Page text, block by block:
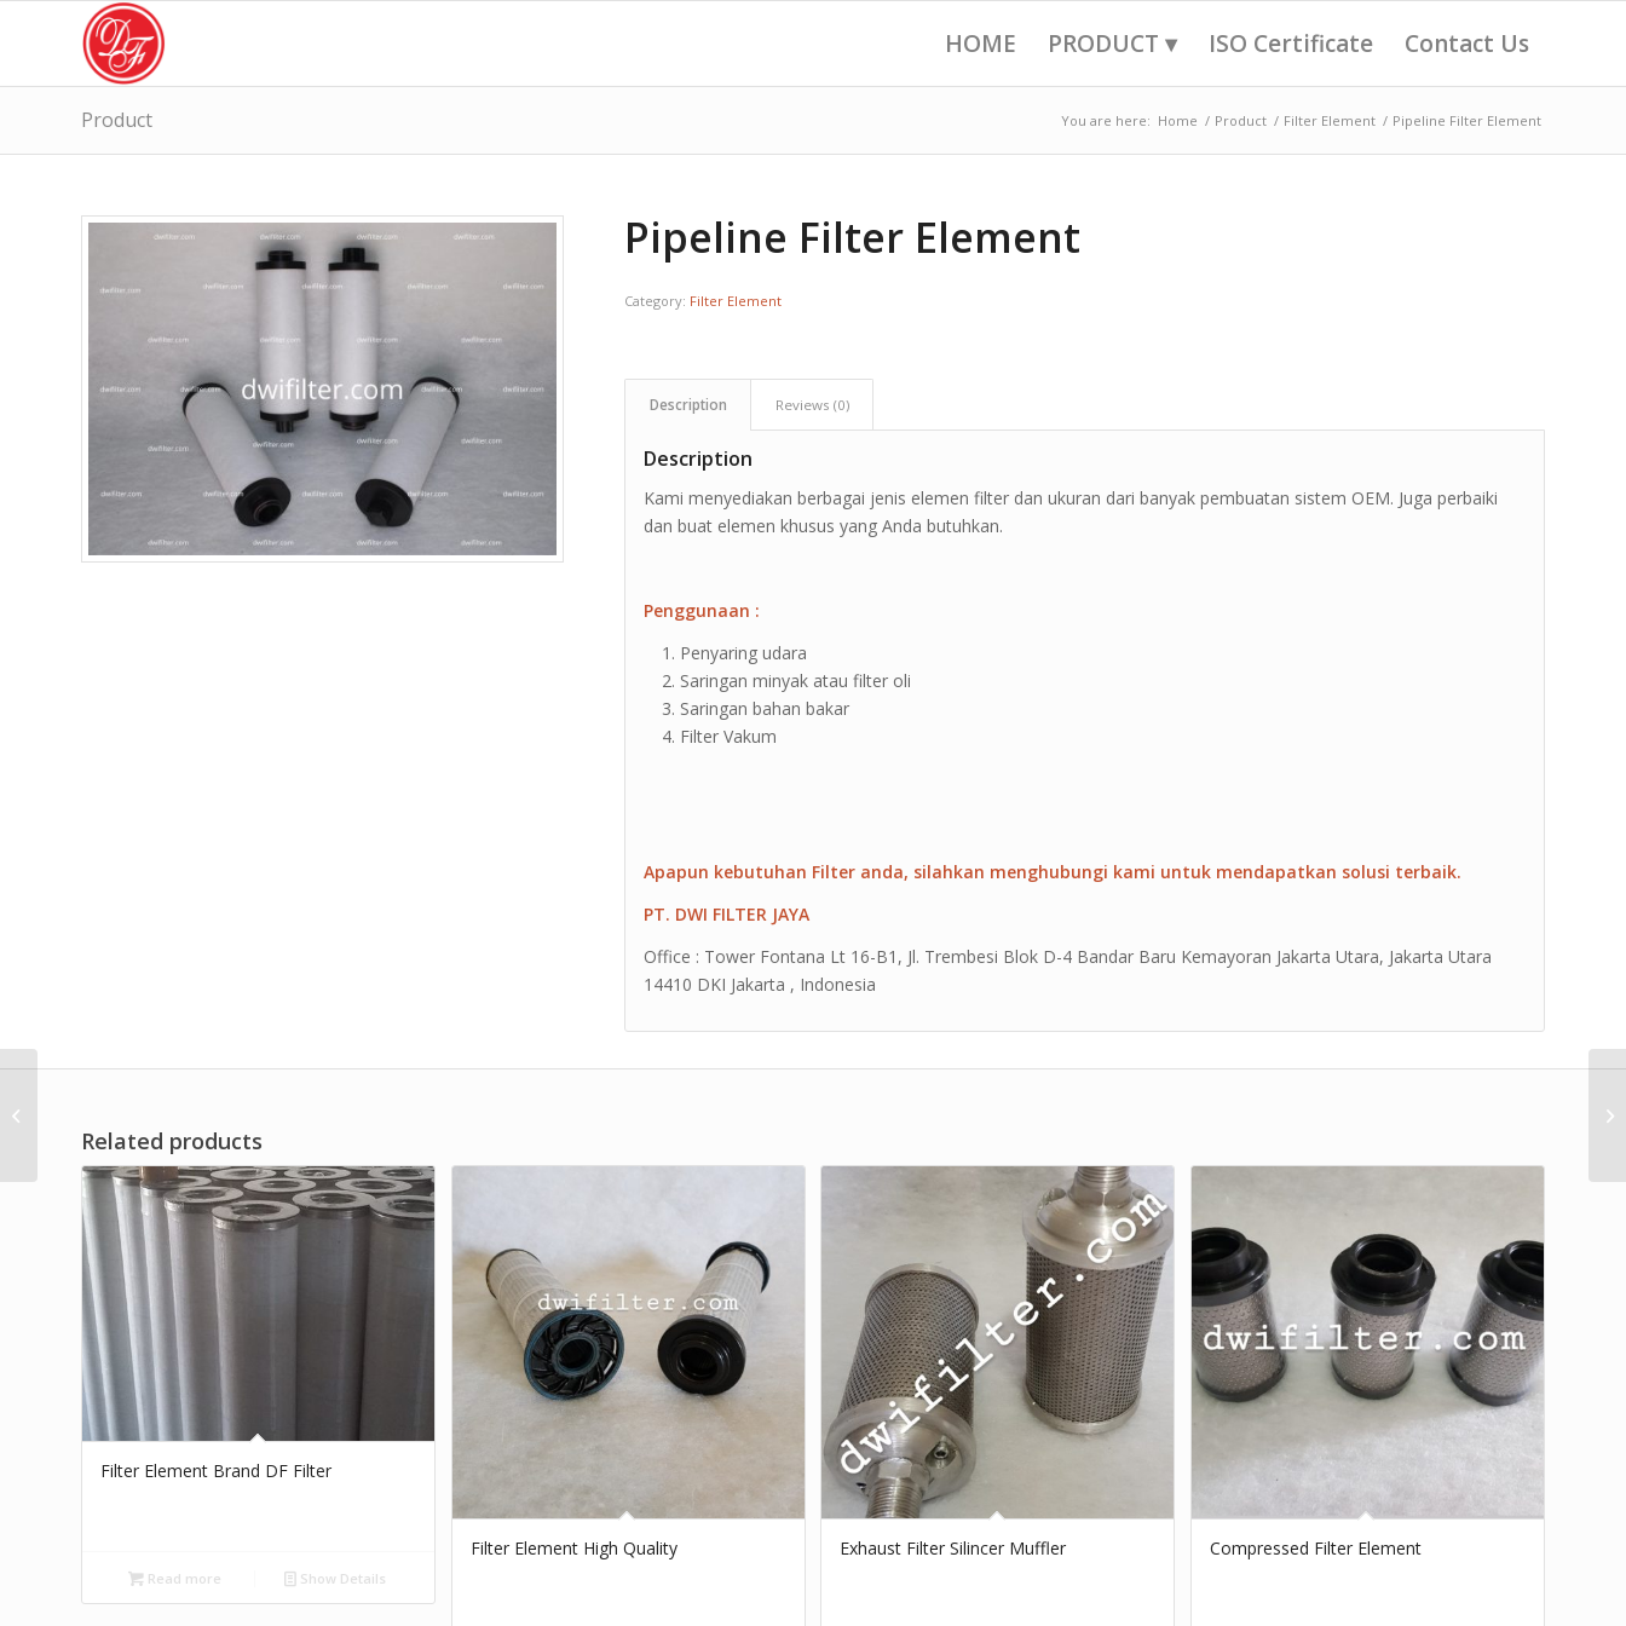
HOME PRODUCT ▾ ISO Certificate Contact Us
Product You are here: Home / Product / Filter Element / Pipeline Filter Element
Pipeline Filter Element
Category: Filter Element
Description Reviews (0)
Description
Kami menyediakan berbagai jenis elemen filter dan ukuran dari banyak pembuatan sistem OEM. Juga perbaiki
dan buat elemen khusus yang Anda butuhkan.
Penggunaan :
Penyaring udara
2. Saringan minyak atau filter oli
3. Saringan bahan bakar
4. Filter Vakum
Apapun kebutuhan Filter anda, silahkan menghubungi kami untuk mendapatkan solusi terbaik.
PT. DWI FILTER JAYA
Office : Tower Fontana Lt 16-B1, Jl. Trembesi Blok D-4 Bandar Baru Kemayoran Jakarta Utara, Jakarta Utara
14410 DKI Jakarta , Indonesia
Related products
Filter Element Brand DF Filter
Read more Show Details
Filter Element High Quality Exhaust Filter Silincer Muffler Compressed Filter Element